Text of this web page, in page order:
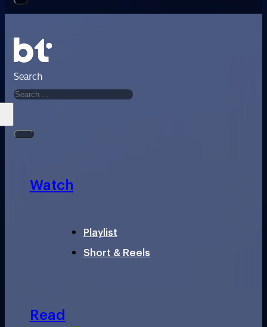
Search
Watch
Playlist
Short & Reels
Read